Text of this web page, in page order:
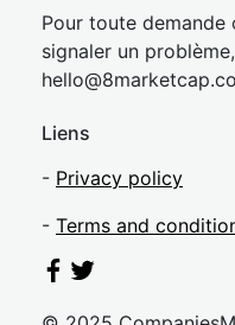
Pour toute demande
signaler un
hello@8market
Liens
- Privacy policy
- Terms and